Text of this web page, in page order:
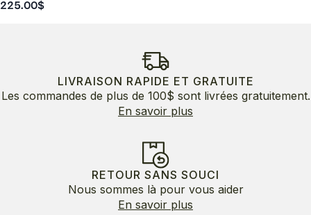
225.00$
LIVRAISON RAPIDE ET GRATUITE
Les commandes de plus de 100$ sont livrées gratuitement.
En savoir plus
RETOUR SANS SOUCI
Nous sommes là pour vous aider
En savoir plus